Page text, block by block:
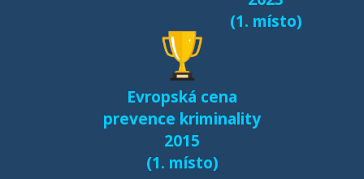
Další výsledky jsou k
samostatné stránce
e-bezpeci.cz/vyzkum.
(1. místo)
Evropská cena
prevence kriminality
2015
(1. místo)